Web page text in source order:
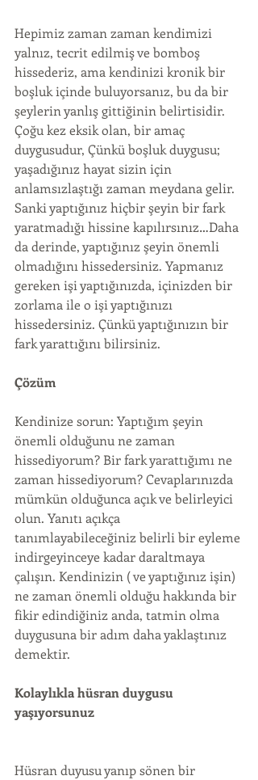
Hepimiz zaman zaman kendimizi
yalnız, tecrit edilmiş ve bomboş
hissederiz, ama kendinizi kronik bir
boşluk içinde buluyorsanız, bu da bir
şeylerin yanlış gittiğinin belirtisidir.
Çoğu kez eksik olan, bir amaç
duygusudur, Çünkü boşluk duygusu;
yaşadığınız hayat sizin için
anlamsızlaştığı zaman meydana gelir.
Sanki yaptığınız hiçbir şeyin bir fark
yaratmadığı hissine kapılırsınız…Daha
da derinde, yaptığınız şeyin önemli
olmadığını hissedersiniz. Yapmanız
gereken işi yaptığınızda, içinizden bir
zorlama ile o işi yaptığınızı
hissedersiniz. Çünkü yaptığınızın bir
fark yarattığını bilirsiniz.
Çözüm
Kendinize sorun: Yaptığım şeyin
önemli olduğunu ne zaman
hissediyorum? Bir fark yarattığımı ne
zaman hissediyorum? Cevaplarınızda
mümkün olduğunca açık ve belirleyici
olun. Yanıtı açıkça
tanımlayabileceğiniz belirli bir eyleme
indirgeyinceye kadar daraltmaya
çalışın. Kendinizin ( ve yaptığınız işin)
ne zaman önemli olduğu hakkında bir
fikir edindiğiniz anda, tatmin olma
duygusuna bir adım daha yaklaştınız
demektir.
Kolaylıkla hüsran duygusu
yaşıyorsunuz
Hüsran duyusu yanıp sönen bir